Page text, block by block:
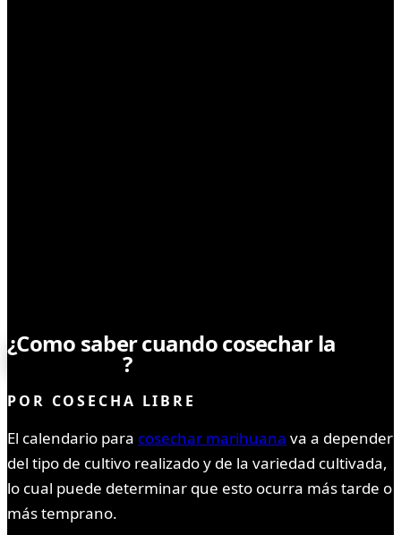
¿Como saber cuando cosechar la
marihuana ?
POR COSECHA LIBRE
El calendario para cosechar marihuana va a depender
del tipo de cultivo realizado y de la variedad cultivada,
lo cual puede determinar que esto ocurra más tarde o
más temprano.